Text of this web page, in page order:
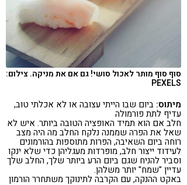
סוף סוף מותר לאכול סושי! גם אם את מניקה. צילום:
PEXELS
מיתוס: ביום שבו הייתי עצובה או לא אכלתי טוב,
עדיף לתת פורמולה
חלב אם הוא תמיד האופציה הטובה ביותר. איש לא
שאל את הפרה שממנה נלקח החלב מה היה מצב
רוחה ביום השאיבה, הפרות מתוספות בהורמונים
לעידוד ייצור חלב, מופרדות מעגליהן כדי שלא ינקו
וסביר להניח שגם ביום הרע ביותר שלך, החלב שלך
עדיין "שמח" יותר משלהן.
באקט ההנקה, עם הקרבה לתינוקך משתחרר הורמון